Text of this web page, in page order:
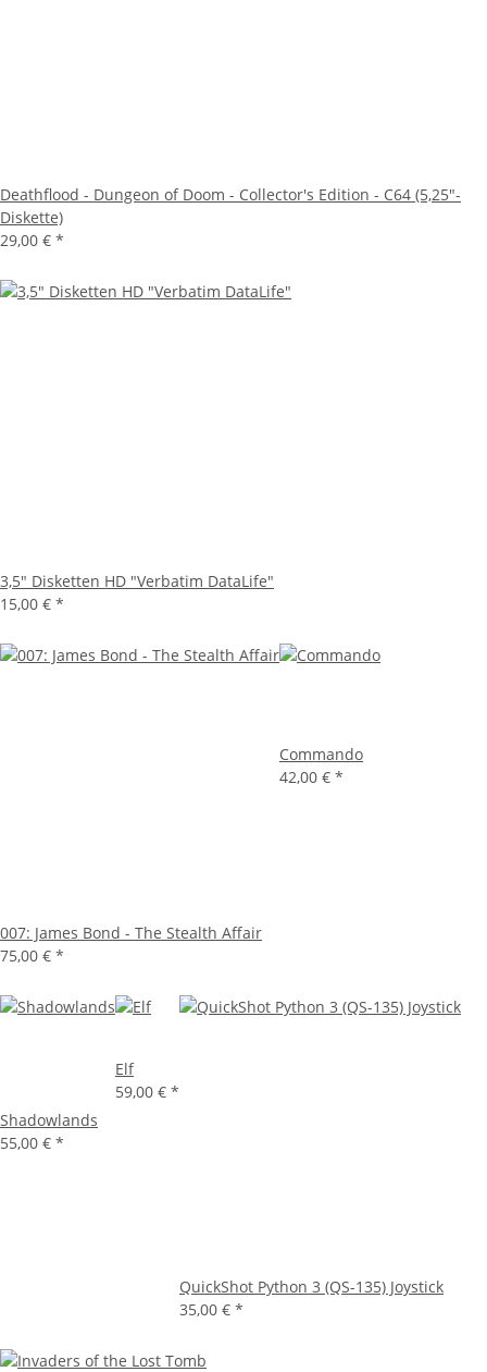
Deathflood - Dungeon of Doom - Collector's Edition - C64 (5,25"-
Diskette)
29,00 € *
3,5" Disketten HD "Verbatim DataLife"
15,00 € *
007: James Bond - The Stealth Affair
75,00 € *
Commando
42,00 € *
Shadowlands
55,00 € *
Elf
59,00 € *
QuickShot Python 3 (QS-135) Joystick
35,00 € *